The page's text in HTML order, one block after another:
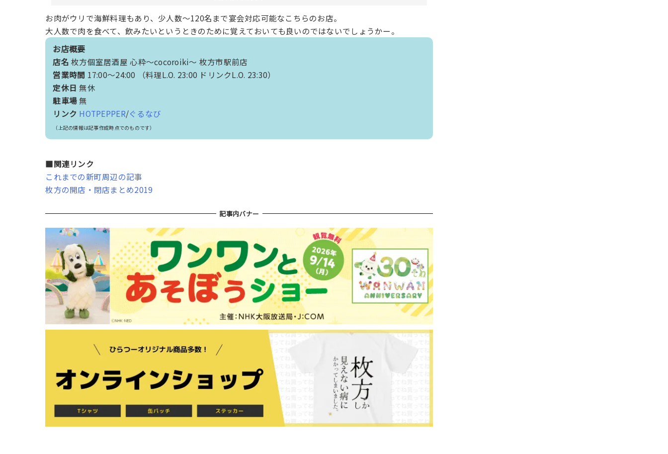
お肉がウリで海鮮料理もあり、少人数～120名まで宴会対応可能なこちらのお店。
大人数で肉を食べて、飲みたいというときのために覚えておいても良いのではないでしょうかー。
お店概要
店名 枚方個室居酒屋 心粋～cocoroiki～ 枚方市駅前店
営業時間 17:00～24:00 （料理L.O. 23:00 ドリンクL.O. 23:30）
定休日 無休
駐車場無
リンク HOTPEPPER/ぐるなび
（上記の情報は記事作成時点でのものです）
■関連リンク
これまでの新町周辺の記事
枚方の開店・閉店まとめ2019
記事内バナー